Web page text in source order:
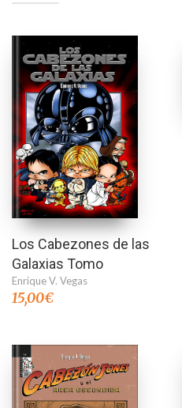
Los Cabezones de las
Galaxias Tomo
Enrique V. Vegas
15,00€